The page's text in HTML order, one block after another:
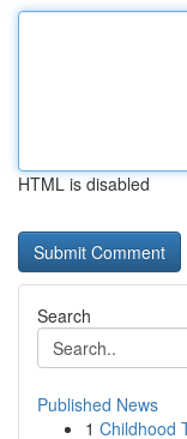
HTML is disabled
Search
Published News
1 Childhood